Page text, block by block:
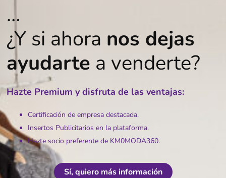
…
¿Y si ahora nos dejas
ayudarte a venderte?
Hazte Premium y disfruta de las ventajas:
Certificación de empresa destacada.
Insertos Publicitarios en la plataforma.
Hazte socio preferente de KM0MODA360.
Sí, quiero más información